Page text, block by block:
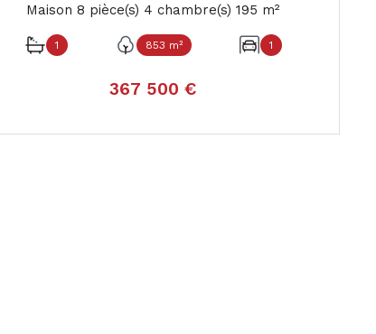
Maison 8 pièce(s) 4 chambre(s) 195 m²
1 853 m² 1
367 500 €
VOIR LE BIEN